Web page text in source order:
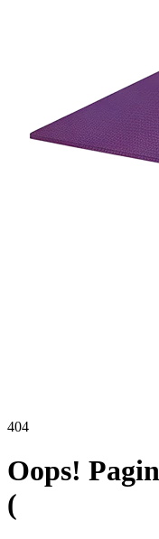
404
Oops!
(